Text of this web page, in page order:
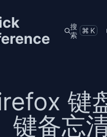
搜
索
⌘K
键
键备忘